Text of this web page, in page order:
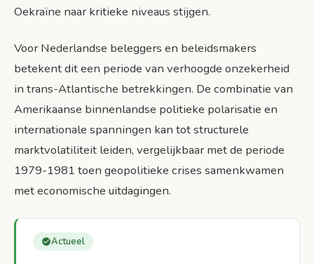
Oekraïne naar kritieke niveaus stijgen.
Voor Nederlandse beleggers en beleidsmakers
betekent dit een periode van verhoogde onzekerheid
in trans-Atlantische betrekkingen. De combinatie van
Amerikaanse binnenlandse politieke polarisatie en
internationale spanningen kan tot structurele
marktvolatiliteit leiden, vergelijkbaar met de periode
1979-1981 toen geopolitieke crises samenkwamen
met economische uitdagingen.
Actueel